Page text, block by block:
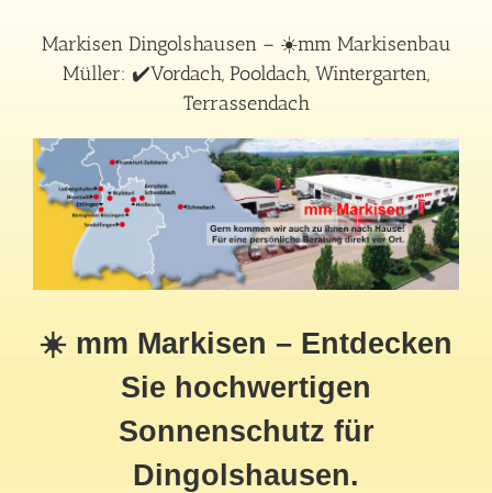
Markisen Dingolshausen – ☀️mm Markisenbau
Müller: ✔️Vordach, Pooldach, Wintergarten,
Terrassendach
☀️ mm Markisen – Entdecken
Sie hochwertigen
Sonnenschutz für
Dingolshausen.